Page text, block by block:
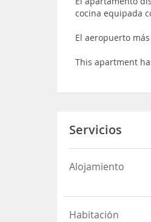
cocina equipada
El aeropuerto
This apartment
Servicios
Alojamiento
Habitación